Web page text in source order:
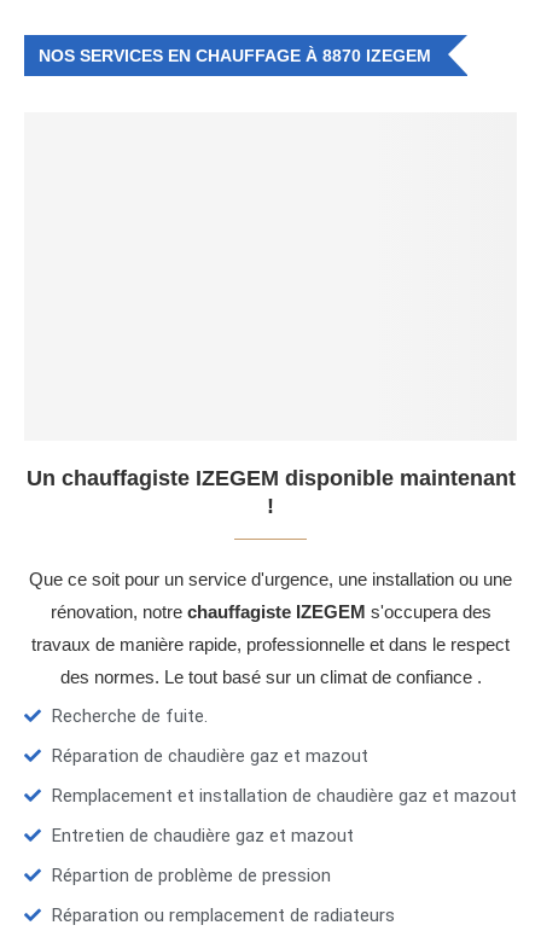
NOS SERVICES EN CHAUFFAGE À 8870 IZEGEM
Un chauffagiste IZEGEM disponible maintenant
!
Que ce soit pour un service d'urgence, une installation ou une
rénovation, notre chauffagiste IZEGEM s'occupera des
travaux de manière rapide, professionnelle et dans le respect
des normes. Le tout basé sur un climat de confiance .
Recherche de fuite.
Réparation de chaudière gaz et mazout
Remplacement et installation de chaudière gaz et mazout
Entretien de chaudière gaz et mazout
Répartion de problème de pression
Réparation ou remplacement de radiateurs